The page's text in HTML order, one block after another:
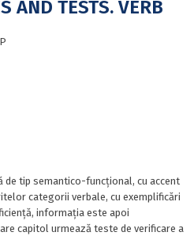
AND TESTS. VERB
de tip semantico-funcțional, cu accent
categorii verbale, cu exemplificări
informația este apoi
capitol urmează teste de verificare a